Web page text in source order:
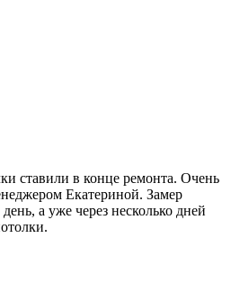
ставили в конце ремонта. Очень
Екатериной. Замер
а уже через несколько дней